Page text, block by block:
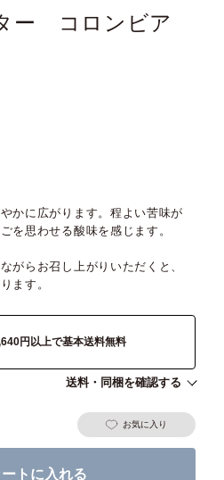
ー コロンビア
かに広がります。程よい苦味が
を思わせる酸味を感じます。
がらお召し上がりいただくと、
ます。
円以上で基本送料無料
送料・同梱を確認する
お気に入り
ートに入れる